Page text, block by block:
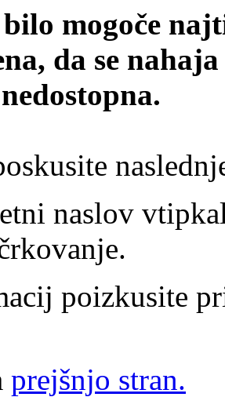
mogoče
da se
naslov
poizkusite
prejšnjo stran.